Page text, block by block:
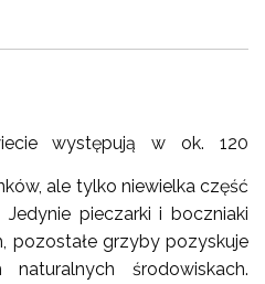
występują w ok. 120
ale tylko niewielka część
pieczarki i boczniaki
pozostałe grzyby pozyskuje
środowiskach.